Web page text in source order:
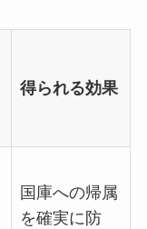
得られる効果
国庫への帰属
を確実に防